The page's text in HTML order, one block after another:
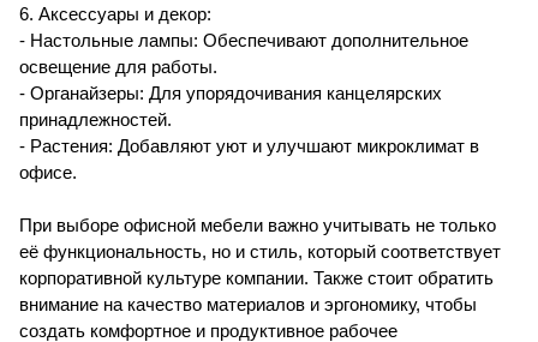
6. Аксессуары и декор:
- Настольные лампы: Обеспечивают дополнительное
освещение для работы.
- Органайзеры: Для упорядочивания канцелярских
принадлежностей.
- Растения: Добавляют уют и улучшают микроклимат в
офисе.
При выборе офисной мебели важно учитывать не только
её функциональность, но и стиль, который соответствует
корпоративной культуре компании. Также стоит обратить
внимание на качество материалов и эргономику, чтобы
создать комфортное и продуктивное рабочее